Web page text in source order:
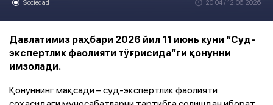
Sociedad 20:04 / 12.06.2026
Давлатимиз раҳбари 2026 йил 11 июнь куни “Суд-
экспертлик фаолияти тўғрисида”ги қонунни
имзолади.
Қонуннинг мақсади – суд-экспертлик фаолияти